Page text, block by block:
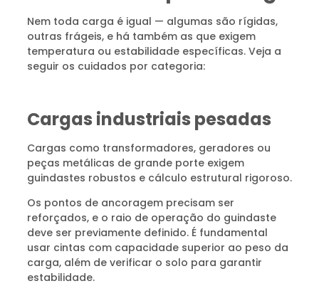
Nem toda carga é igual — algumas são rígidas,
outras frágeis, e há também as que exigem
temperatura ou estabilidade específicas. Veja a
seguir os cuidados por categoria:
Cargas industriais pesadas
Cargas como transformadores, geradores ou
peças metálicas de grande porte exigem
guindastes robustos e cálculo estrutural rigoroso.
Os pontos de ancoragem precisam ser
reforçados, e o raio de operação do guindaste
deve ser previamente definido. É fundamental
usar cintas com capacidade superior ao peso da
carga, além de verificar o solo para garantir
estabilidade.